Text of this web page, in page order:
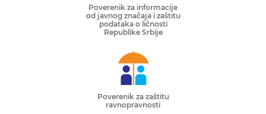
Poverenik za informacije
od javnog značaja i zaštitu
podataka o ličnosti
Republike Srbije
Poverenik za zaštitu
ravnopravnosti